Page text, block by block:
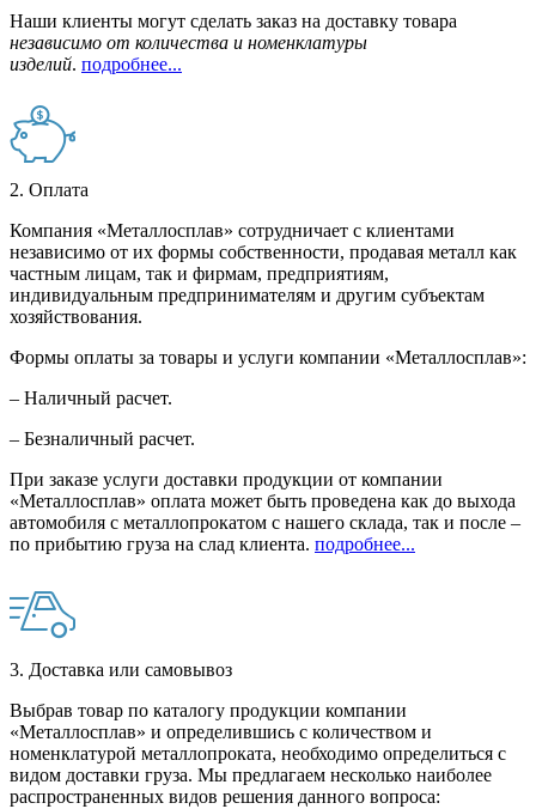
Наши клиенты могут сделать заказ на доставку товара
независимо от количества и номенклатуры
изделий. подробнее...
2. Оплата
Компания «Металлосплав» сотрудничает с клиентами
независимо от их формы собственности, продавая металл как
частным лицам, так и фирмам, предприятиям,
индивидуальным предпринимателям и другим субъектам
хозяйствования.
Формы оплаты за товары и услуги компании «Металлосплав»:
– Наличный расчет.
– Безналичный расчет.
При заказе услуги доставки продукции от компании
«Металлосплав» оплата может быть проведена как до выхода
автомобиля с металлопрокатом с нашего склада, так и после –
по прибытию груза на слад клиента. подробнее...
3. Доставка или самовывоз
Выбрав товар по каталогу продукции компании
«Металлосплав» и определившись с количеством и
номенклатурой металлопроката, необходимо определиться с
видом доставки груза. Мы предлагаем несколько наиболее
распространенных видов решения данного вопроса: